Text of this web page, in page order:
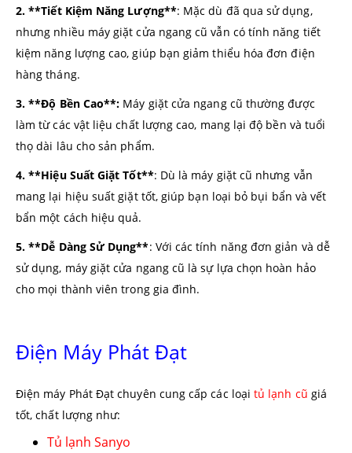
2. **Tiết Kiệm Năng Lượng**: Mặc dù đã qua sử dụng,
nhưng nhiều máy giặt cửa ngang cũ vẫn có tính năng tiết
kiệm năng lượng cao, giúp bạn giảm thiểu hóa đơn điện
hàng tháng.
3. **Độ Bền Cao**: Máy giặt cửa ngang cũ thường được
làm từ các vật liệu chất lượng cao, mang lại độ bền và tuổi
thọ dài lâu cho sản phẩm.
4. **Hiệu Suất Giặt Tốt**: Dù là máy giặt cũ nhưng vẫn
mang lại hiệu suất giặt tốt, giúp bạn loại bỏ bụi bẩn và vết
bẩn một cách hiệu quả.
5. **Dễ Dàng Sử Dụng**: Với các tính năng đơn giản và dễ
sử dụng, máy giặt cửa ngang cũ là sự lựa chọn hoàn hảo
cho mọi thành viên trong gia đình.
Điện Máy Phát Đạt
Điện máy Phát Đạt chuyên cung cấp các loạitủ lạnh cũ giá
tốt, chất lượng như:
Tủ lạnh Sanyo